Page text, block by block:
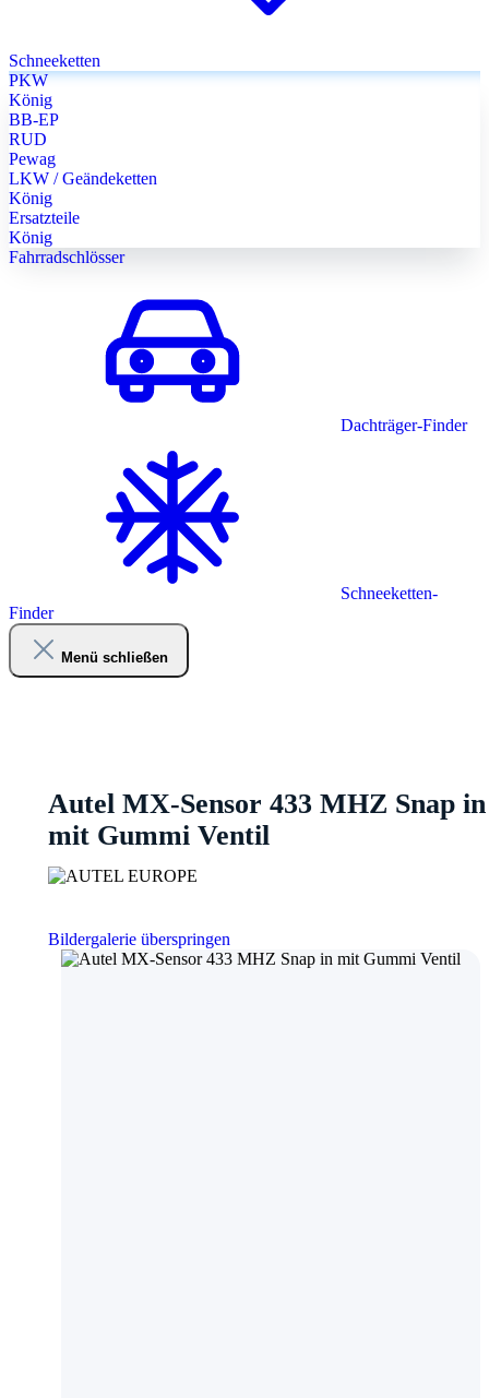
Schneeketten
PKW
König
BB-EP
RUD
Pewag
LKW / Geändeketten
König
Ersatzteile
König
Fahrradschlösser
Dachträger-Finder
Schneeketten-
Finder
Menü schließen
Autel MX-Sensor 433 MHZ Snap in
mit Gummi Ventil
Bildergalerie überspringen